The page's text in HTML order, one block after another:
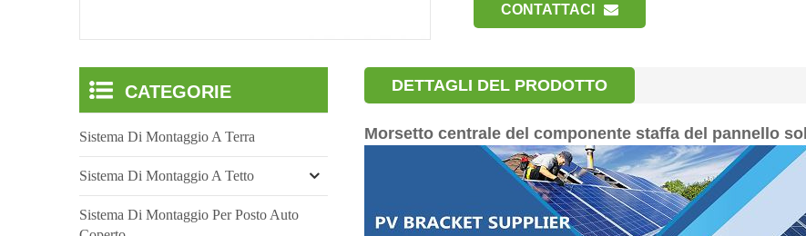
CONTATTACI
DETTAGLI DEL PRODOTTO
Morsetto centrale del componente staffa del pannello
CATEGORIE
Sistema Di Montaggio A Terra
Sistema Di Montaggio A Tetto
Sistema Di Montaggio Per Posto Auto